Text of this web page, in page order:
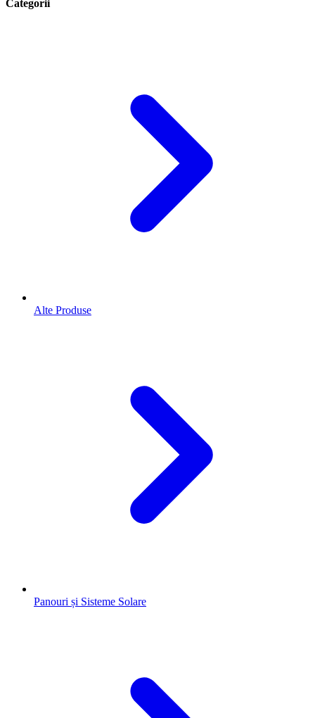
Categorii
Alte Produse
Panouri și Sisteme Solare